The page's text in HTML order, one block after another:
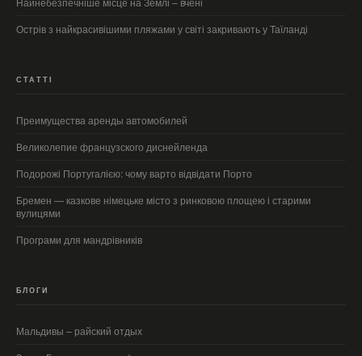
Острів з найкрасивішими пляжами у світі закривають у Таїланді
СТАТТІ
Преимущества аренды автомобилей
Великолепие французского диснейленда
Подорожі Португалією: чому варто відвідати Порто
Бремен — казкове німецьке місто з ринковою площею і старими
вулицями
Програми для мандрівників
БЛОГИ
Мальдивы – райский отдых